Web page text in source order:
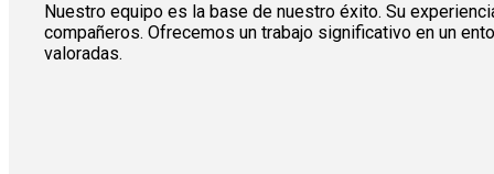
Nuestro equipo es la base de nuestro éxito. Su
compañeros. Ofrecemos un trabajo significativo en un
valoradas.